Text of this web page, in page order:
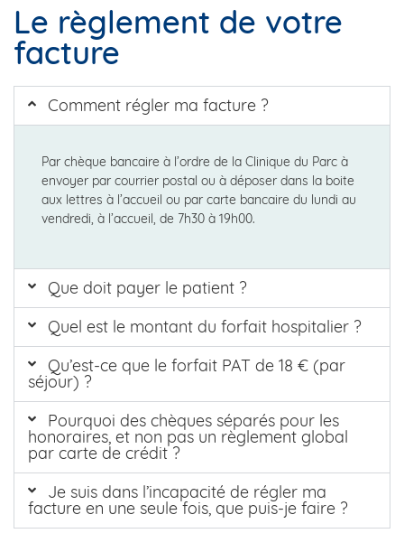
Le règlement de votre
facture
Comment régler ma facture ?
Par chèque bancaire à l’ordre de la Clinique du Parc à
envoyer par courrier postal ou à déposer dans la boite
aux lettres à l’accueil ou par carte bancaire du lundi au
vendredi, à l’accueil, de 7h30 à 19h00.
Que doit payer le patient ?
Quel est le montant du forfait hospitalier ?
Qu’est-ce que le forfait PAT de 18 € (par
séjour) ?
Pourquoi des chèques séparés pour les
honoraires, et non pas un règlement global
par carte de crédit ?
Je suis dans l’incapacité de régler ma
facture en une seule fois, que puis-je faire ?